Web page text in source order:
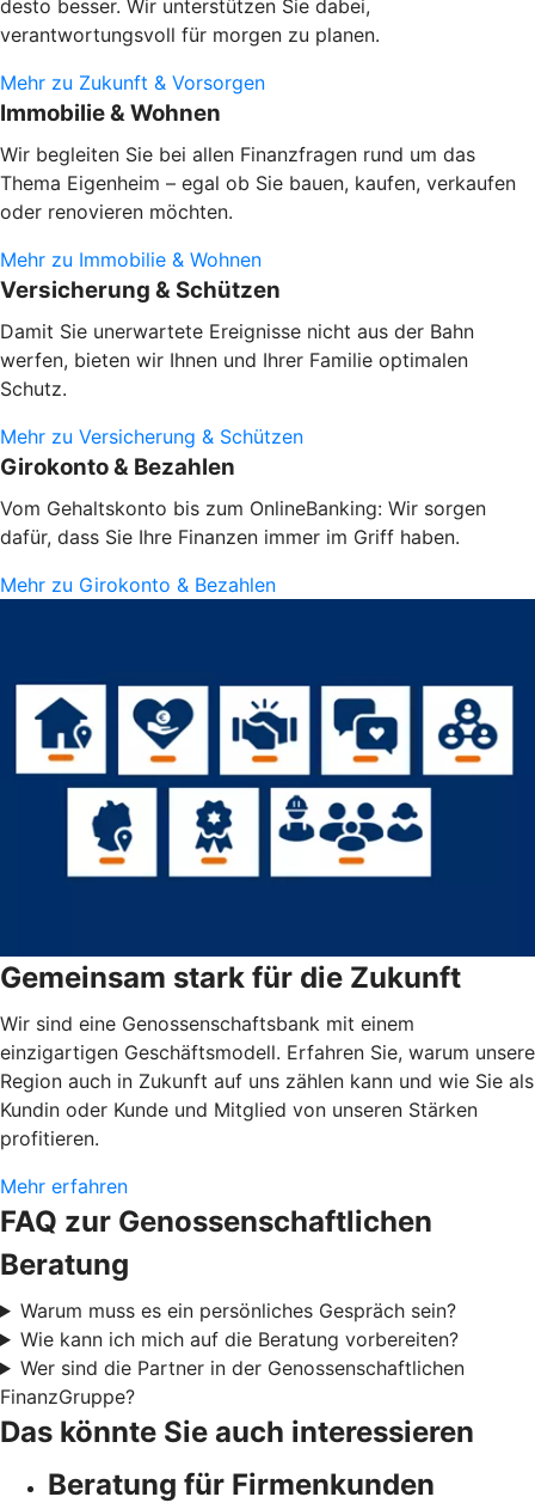
desto besser. Wir unterstützen Sie dabei,
verantwortungsvoll für morgen zu planen.
Mehr zu Zukunft & Vorsorgen
Immobilie & Wohnen
Wir begleiten Sie bei allen Finanzfragen rund um das
Thema Eigenheim – egal ob Sie bauen, kaufen, verkaufen
oder renovieren möchten.
Mehr zu Immobilie & Wohnen
Versicherung & Schützen
Damit Sie unerwartete Ereignisse nicht aus der Bahn
werfen, bieten wir Ihnen und Ihrer Familie optimalen
Schutz.
Mehr zu Versicherung & Schützen
Girokonto & Bezahlen
Vom Gehaltskonto bis zum OnlineBanking: Wir sorgen
dafür, dass Sie Ihre Finanzen immer im Griff haben.
Mehr zu Girokonto & Bezahlen
Gemeinsam stark für die Zukunft
Wir sind eine Genossenschaftsbank mit einem
einzigartigen Geschäftsmodell. Erfahren Sie, warum unsere
Region auch in Zukunft auf uns zählen kann und wie Sie als
Kundin oder Kunde und Mitglied von unseren Stärken
profitieren.
Mehr erfahren
FAQ zur Genossenschaftlichen
Beratung
Warum muss es ein persönliches Gespräch sein?
Wie kann ich mich auf die Beratung vorbereiten?
Wer sind die Partner in der Genossenschaftlichen
FinanzGruppe?
Das könnte Sie auch interessieren
Beratung für Firmenkunden